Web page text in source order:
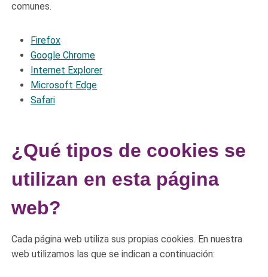
comunes.
Firefox
Google Chrome
Internet Explorer
Microsoft Edge
Safari
¿Qué tipos de cookies se
utilizan en esta página
web?
Cada página web utiliza sus propias cookies. En nuestra
web utilizamos las que se indican a continuación: